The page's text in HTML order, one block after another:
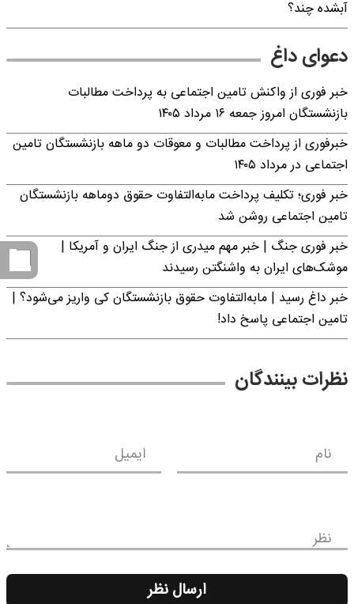
آبشده چند؟
دعوای داغ
خبر فوری از واکنش تامین اجتماعی به پرداخت مطالبات
بازنشستگان امروز جمعه ۱۶ مرداد ۱۴۰۵
خبرفوری از پرداخت مطالبات و معوقات دو ماهه بازنشستگان تامین
اجتماعی در مرداد ۱۴۰۵
خبر فوری؛ تکلیف پرداخت مابه‌التفاوت حقوق دوماهه بازنشستگان
تامین اجتماعی روشن شد
خبر فوری جنگ | خبر مهم میدری از جنگ ایران و آمریکا |
موشک‌های ایران به واشنگتن رسیدند
خبر داغ رسید | مابه‌التفاوت حقوق بازنشستگان کی واریز می‌شود؟ |
تامین اجتماعی پاسخ داد!
نظرات بینندگان
نام ایمیل
نظر
ارسال نظر